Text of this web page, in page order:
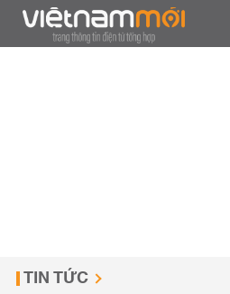
TIN TỨC